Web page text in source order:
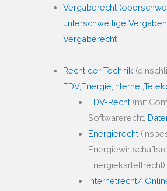
Vergaberecht
unterschwellige
Vergaberecht
Recht der Technik
EDV,Energie, Internet,
EDV-Recht (mit
Softwarerecht,
Energierecht
Energiekartellrecht)
Internetrecht/